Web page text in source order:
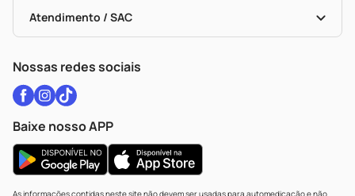
Políticas De Marketplace
Vacinas
Certificado De Segurança
Portal Da Privacidade
Atendimento / SAC
WhatsApp (47) 9202-1687
Nossas redes sociais
Baixe nosso APP
As informações contidas neste site não devem ser usadas para automedicação e não